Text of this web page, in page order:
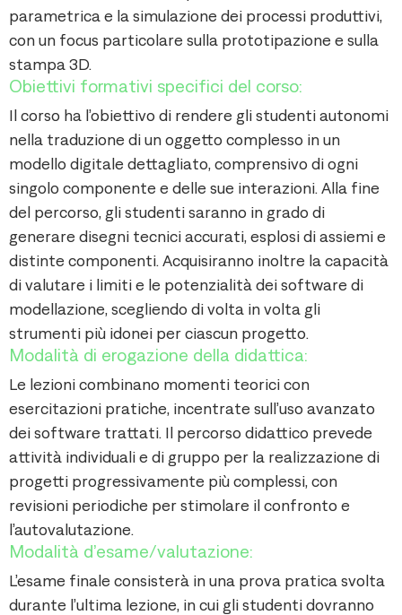
parametrica e la simulazione dei processi produttivi,
con un focus particolare sulla prototipazione e sulla
stampa 3D.
Obiettivi formativi specifici del corso:
Il corso ha l’obiettivo di rendere gli studenti autonomi
nella traduzione di un oggetto complesso in un
modello digitale dettagliato, comprensivo di ogni
singolo componente e delle sue interazioni. Alla fine
del percorso, gli studenti saranno in grado di
generare disegni tecnici accurati, esplosi di assiemi e
distinte componenti. Acquisiranno inoltre la capacità
di valutare i limiti e le potenzialità dei software di
modellazione, scegliendo di volta in volta gli
strumenti più idonei per ciascun progetto.
Modalità di erogazione della didattica:
Le lezioni combinano momenti teorici con
esercitazioni pratiche, incentrate sull’uso avanzato
dei software trattati. Il percorso didattico prevede
attività individuali e di gruppo per la realizzazione di
progetti progressivamente più complessi, con
revisioni periodiche per stimolare il confronto e
l’autovalutazione.
Modalità d’esame/valutazione:
L’esame finale consisterà in una prova pratica svolta
durante l’ultima lezione, in cui gli studenti dovranno